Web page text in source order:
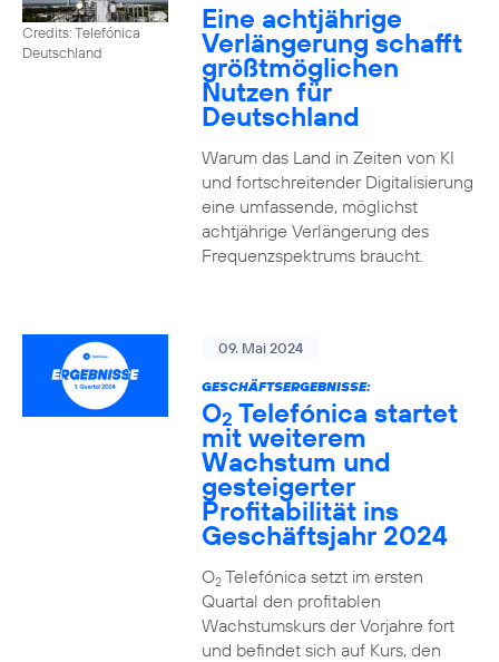
Credits: Telefónica
Deutschland
Eine achtjährige
Verlängerung schafft
größtmöglichen
Nutzen für
Deutschland
Warum das Land in Zeiten von KI
und fortschreitender Digitalisierung
eine umfassende, möglichst
achtjährige Verlängerung des
Frequenzspektrums braucht.
09. Mai 2024
GESCHÄFTSERGEBNISSE:
O2 Telefónica startet
mit weiterem
Wachstum und
gesteigerter
Profitabilität ins
Geschäftsjahr 2024
O2Telefónica setzt im ersten
Quartal den profitablen
Wachstumskurs der Vorjahre fort
und befindet sich auf Kurs, den